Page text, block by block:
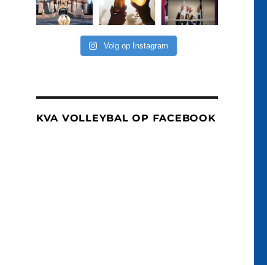
Volg op Instagram
KVA VOLLEYBAL OP FACEBOOK